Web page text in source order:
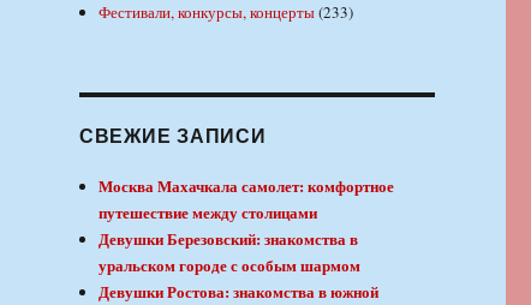
Фестивали, конкурсы, концерты(233)
СВЕЖИЕ ЗАПИСИ
Москва Махачкала самолет: комфортное
путешествие между столицами
Девушки Березовский: знакомства в
уральском городе с особым шармом
Девушки Ростова: знакомства в южной